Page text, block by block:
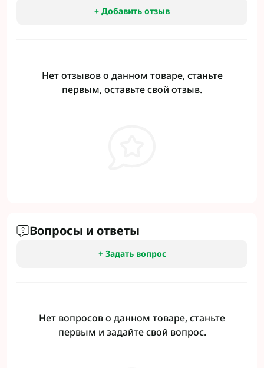
+ Добавить отзыв
Нет отзывов о данном товаре, станьте
первым, оставьте свой отзыв.
Вопросы и ответы
+ Задать вопрос
Нет вопросов о данном товаре, станьте
первым и задайте свой вопрос.